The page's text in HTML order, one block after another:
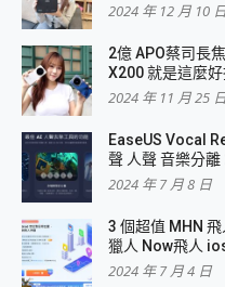
2024 年 12 月 10
2億 APO蔡司長
X200 就是這麼好
2024 年 11 月 25
EaseUS Vocal
聲 人聲 音樂分
2024 年 7 月 8 日
3 個超值 MHN
獵人 Now飛人
2024 年 7 月 4 日